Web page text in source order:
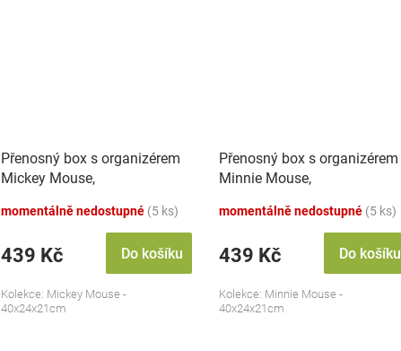
Přenosný box s organizérem
Mickey Mouse,
momentálně nedostupné (5 ks)
439 Kč Do košíku
Kolekce: Mickey Mouse -
40x24x21cm
Přenosný box s organizérem
Minnie Mouse,
momentálně nedostupné (5 ks)
439 Kč Do košíku
Kolekce: Minnie Mouse -
40x24x21cm